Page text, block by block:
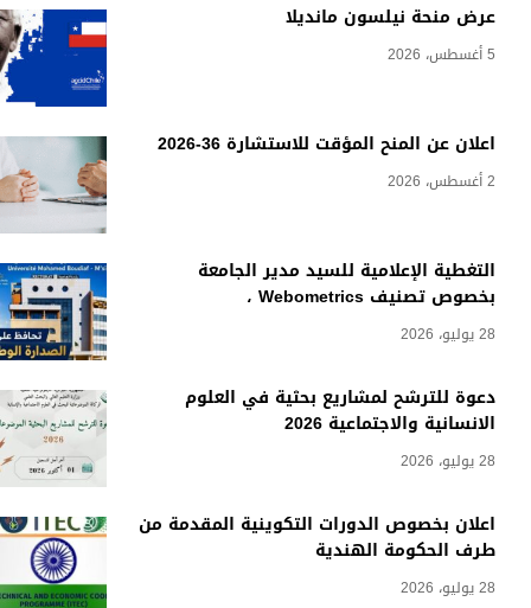
عرض منحة نيلسون مانديلا
5 أغسطس، 2026
اعلان عن المنح المؤقت للاستشارة 36-2026
2 أغسطس، 2026
التغطية الإعلامية للسيد مدير الجامعة
بخصوص تصنيف Webometrics ،
28 يوليو، 2026
دعوة للترشح لمشاريع بحثية في العلوم
الانسانية والاجتماعية 2026
28 يوليو، 2026
اعلان بخصوص الدورات التكوينية المقدمة من
طرف الحكومة الهندية
28 يوليو، 2026